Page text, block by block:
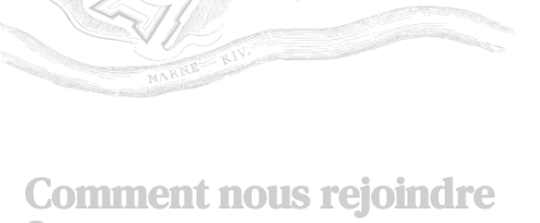
Comment nous rejoindre